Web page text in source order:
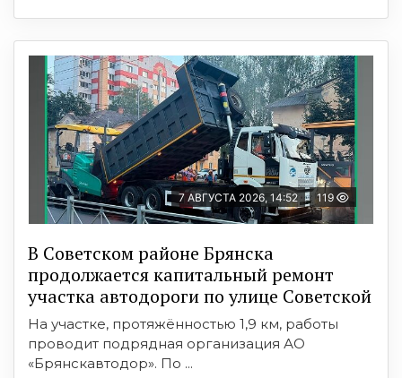
7 АВГУСТА 2026, 14:52 119
В Советском районе Брянска
продолжается капитальный ремонт
участка автодороги по улице Советской
На участке, протяжённостью 1,9 км, работы
проводит подрядная организация АО
«Брянскавтодор». По ...